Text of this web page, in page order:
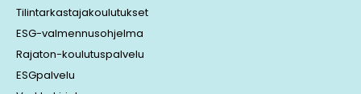
Tilintarkastajakoulutukset
ESG-valmennusohjelma
Rajaton-koulutuspalvelu
ESGpalvelu